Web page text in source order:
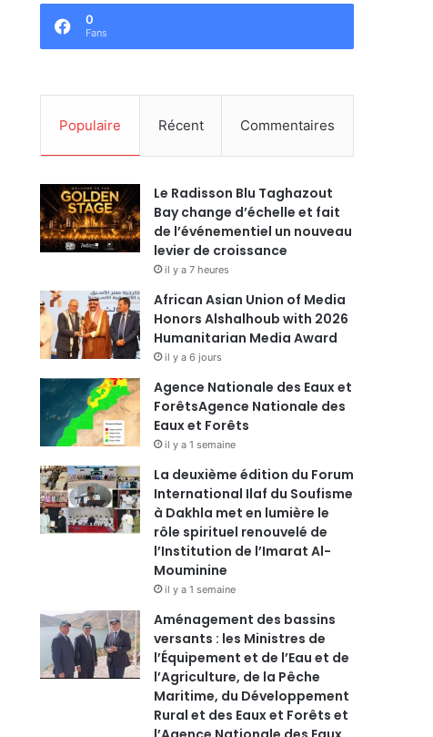
0
Fans
Populaire Récent Commentaires
Le Radisson Blu Taghazout
Bay change d’échelle et fait
de l’événementiel un nouveau
levier de croissance
il y a 7 heures
African Asian Union of Media
Honors Alshalhoub with 2026
Humanitarian Media Award
il y a 6 jours
Agence Nationale des Eaux et
ForêtsAgence Nationale des
Eaux et Forêts
il y a 1 semaine
La deuxième édition du Forum
International Ilaf du Soufisme
à Dakhla met en lumière le
rôle spirituel renouvelé de
l’Institution de l’Imarat Al-
Mouminine
il y a 1 semaine
Aménagement des bassins
versants : les Ministres de
l’Équipement et de l’Eau et de
l’Agriculture, de la Pêche
Maritime, du Développement
Rural et des Eaux et Forêts et